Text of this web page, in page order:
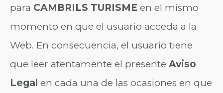
para CAMBRILS TURISME en el mismo
momento en que el usuario acceda a la
Web. En consecuencia, el usuario tiene
que leer atentamente el presente Aviso
Legal en cada una de las ocasiones en que